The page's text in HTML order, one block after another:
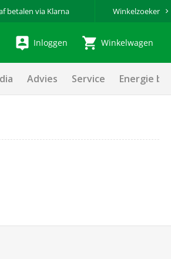
betalen via Klarna Winkelzoeker
Inloggen Winkelwagen
Advies Service Energie